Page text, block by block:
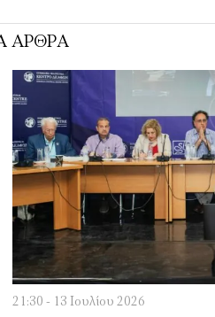
ΑΡΘΡΑ
21:30 - 13 Ιουλίου 2026